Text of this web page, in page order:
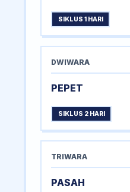
SIKLUS 1 HARI
DWIWARA
PEPET
SIKLUS 2 HARI
TRIWARA
PASAH